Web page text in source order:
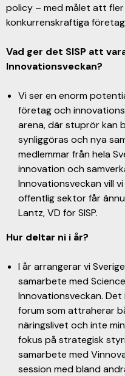
policy – med målet att
konkurrenskraftiga
Vad ger det SISP att
Innovationsveckan?
Vi ser en enorm
företag och
arena, där stuprör kan
synliggöras och nya
medlemmar från hela
innovation och
Innovationsveckan vill
offentlig sektor får
Lantz, VD för SISP.
Hur deltar ni i år?
I år arrangerar vi
samarbete med
Innovationsveckan.
forum som attraherar
näringslivet och inte
fokus på strategisk
samarbete med
session med bland